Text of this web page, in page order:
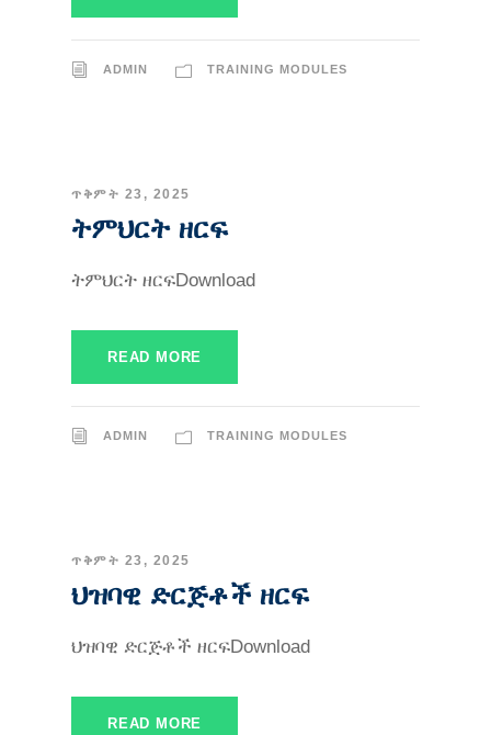
ADMIN TRAINING MODULES
ጥቅምት 23, 2025
ትምህርት ዘርፍ
ትምህርት ዘርፍDownload
READ MORE
ADMIN TRAINING MODULES
ጥቅምት 23, 2025
ህዝባዊ ድርጅቶች ዘርፍ
ህዝባዊ ድርጅቶች ዘርፍDownload
READ MORE